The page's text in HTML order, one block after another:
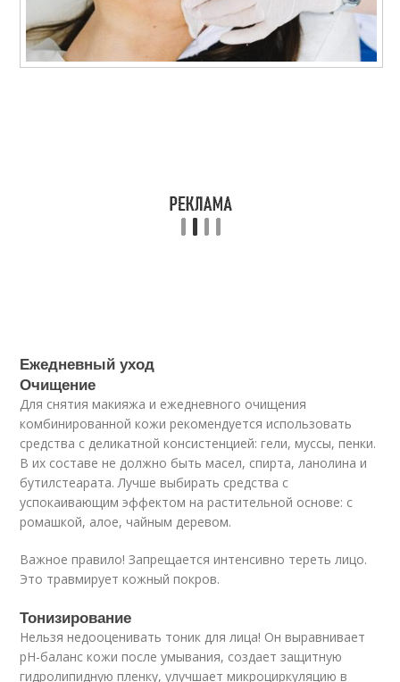
Ежедневный уход
Очищение
Для снятия макияжа и ежедневного очищения
комбинированной кожи рекомендуется использовать
средства с деликатной консистенцией: гели, муссы, пенки.
В их составе не должно быть масел, спирта, ланолина и
бутилстеарата. Лучше выбирать средства с
успокаивающим эффектом на растительной основе: с
ромашкой, алое, чайным деревом.
Важное правило! Запрещается интенсивно тереть лицо.
Это травмирует кожный покров.
Тонизирование
Нельзя недооценивать тоник для лица! Он выравнивает
pH-баланс кожи после умывания, создает защитную
гидролипидную пленку, улучшает микроциркуляцию в